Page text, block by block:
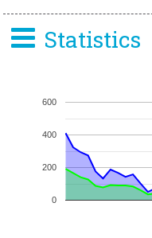
Statistics
0
200
400
600